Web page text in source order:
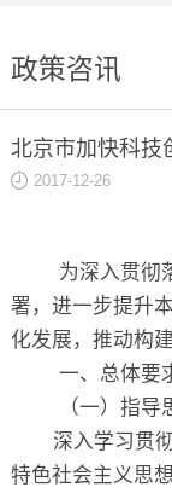
政策咨讯
北京市加快科技
2017-12-26
为深入贯彻落
署，进一步提升
化发展，推动构
一、总体要
（一）指导
深入学习贯彻
特色社会主义思